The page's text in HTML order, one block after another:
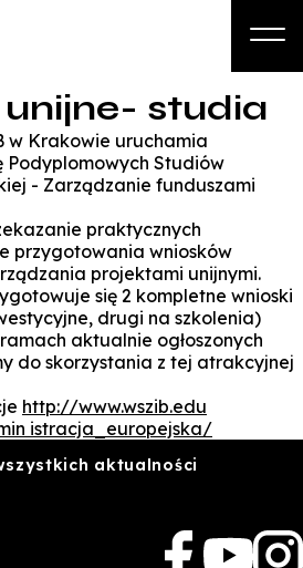
O nas
Studia podyplomowe i kursy
Kandydat
Student
Biznes
Zapisz się na studia
studia
w Krakowie uruchamia
Podyplomowych Studiów
- Zarządzanie funduszami
praktycznych
przygotowania wniosków
projektami unijnymi.
się 2 kompletne wnioski
drugi na szkolenia)
aktualnie ogłoszonych
do skorzystania z tej atrakcyjnej
http://www.wszib.edu
istracja_europejska/
aktualności